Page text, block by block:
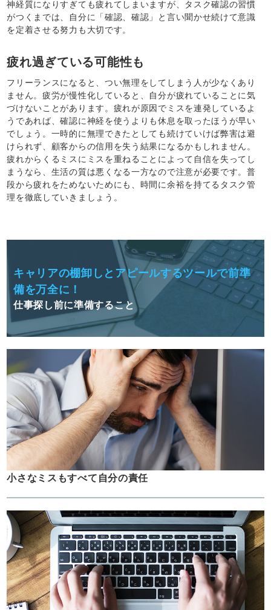
神経質になりすぎても疲れてしまいますが、タスク確認の習慣
がつくまでは、自分に「確認、確認」と言い聞かせ続けて意識
を定着させる努力も大切です。
疲れ過ぎている可能性も
フリーランスになると、つい無理をしてしまう人が少なくあり
ません。疲労が慢性化していると、自分が疲れていることに気
づけないことがあります。疲れが原因でミスを連発しているよ
うであれば、確認に神経を使うよりも休息を取ったほうが早い
でしょう。一時的に無理できたとしても続けていけば弊害は避
けられず、顧客からの信用を失う結果になるかもしれません。
疲れからくるミスにミスを重ねることによって自信を失ってし
まうなら、生活の質は悪くなる一方なので注意が必要です。普
段から疲れをためないためにも、時間に余裕を持てるタスク管
理を徹底していきましょう。
キャリアの棚卸しとアピールするツールで前準
備を万全に！
仕事探し前に準備すること
小さなミスもすべて自分の責任